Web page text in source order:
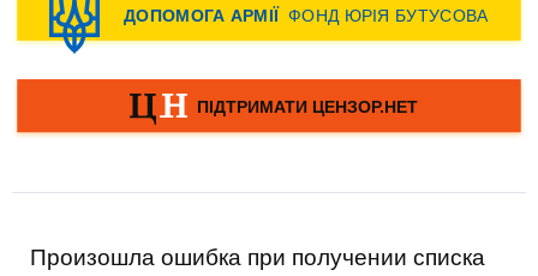
Произошла ошибка при получении списка